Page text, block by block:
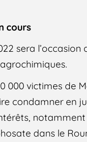
cours
sera
000 victimes
condamner en
dans le